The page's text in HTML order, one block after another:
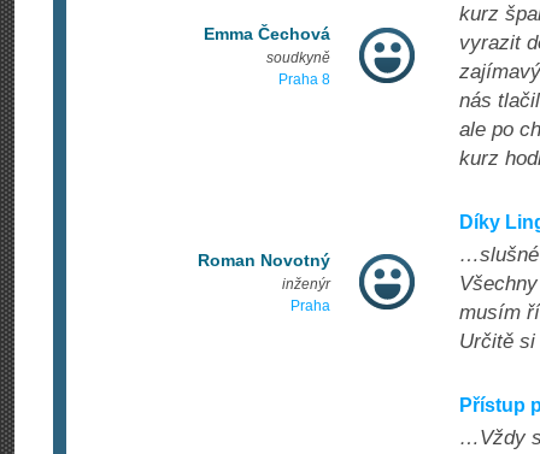
Emma Čechová
soudkyně
Praha 8
kurz
vyrazit
nás
ale po
kurz
Roman Novotný
inženýr
Praha
Díky
…slušné
musím
Určitě
Přístup
…Vždy